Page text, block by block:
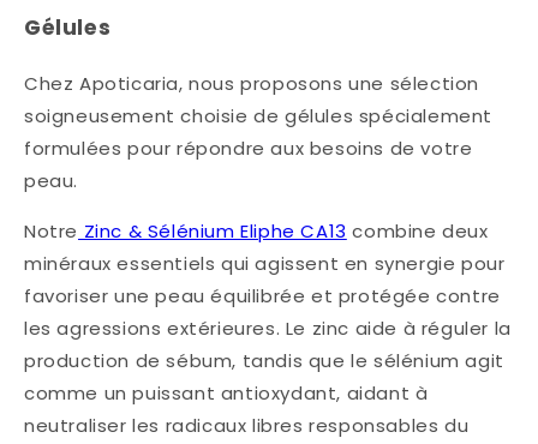
Gélules
Chez Apoticaria, nous proposons une sélection
soigneusement choisie de gélules spécialement
formulées pour répondre aux besoins de votre
peau.
Notre Zinc & Sélénium Eliphe CA13 combine deux
minéraux essentiels qui agissent en synergie pour
favoriser une peau équilibrée et protégée contre
les agressions extérieures. Le zinc aide à réguler la
production de sébum, tandis que le sélénium agit
comme un puissant antioxydant, aidant à
neutraliser les radicaux libres responsables du